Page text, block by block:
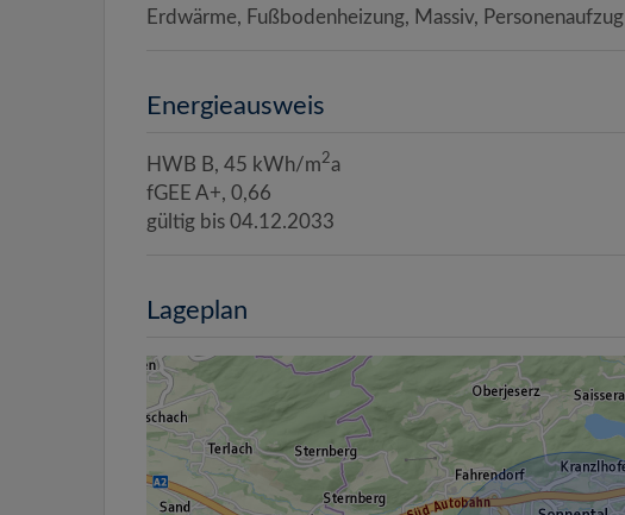
Erdwärme Fußbodenheizung Massiv Personenaufzug
Energieausweis
HWB B, 45 kWh/m2a
fGEE A+, 0,66
gültig bis 04.12.2033
Lageplan